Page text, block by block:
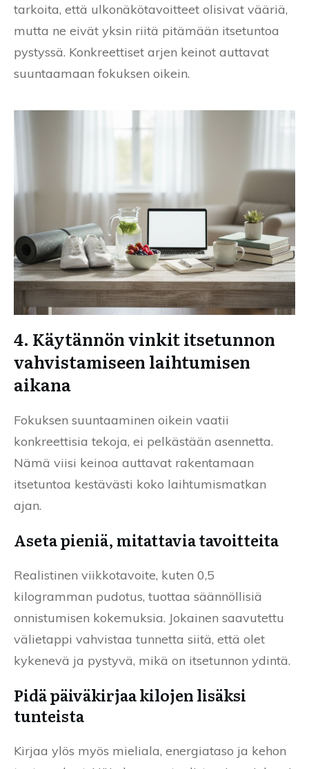
tarkoita, että ulkonäkötavoitteet olisivat vääriä,
mutta ne eivät yksin riitä pitämään itsetuntoa
pystyssä. Konkreettiset arjen keinot auttavat
suuntaamaan fokuksen oikein.
4. Käytännön vinkit itsetunnon
vahvistamiseen laihtumisen
aikana
Fokuksen suuntaaminen oikein vaatii
konkreettisia tekoja, ei pelkästään asennetta.
Nämä viisi keinoa auttavat rakentamaan
itsetuntoa kestävästi koko laihtumismatkan
ajan.
Aseta pieniä, mitattavia tavoitteita
Realistinen viikkotavoite, kuten 0,5
kilogramman pudotus, tuottaa säännöllisiä
onnistumisen kokemuksia. Jokainen saavutettu
välietappi vahvistaa tunnetta siitä, että olet
kykenevä ja pystyvä, mikä on itsetunnon ydintä.
Pidä päiväkirjaa kilojen lisäksi
tunteista
Kirjaa ylös myös mieliala, energiataso ja kehon